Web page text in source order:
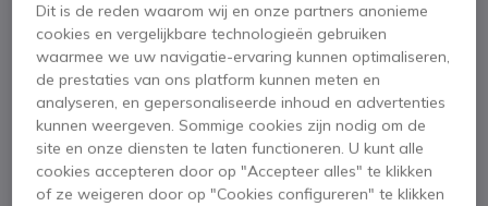
Thunderbook
Colossus W101
SKU THUNW101 // Referentie fabrikant: C1021P09A08A4S07AU
10,1” robuuste tablet met Windows 11 Pro-
besturingssysteem, ontworpen om extreme
omstandigheden te weerstaan.
Ga naar het begin van de afbeeldingen-gallerij
Dit is de reden waarom wij en onze partners anonieme
cookies en vergelijkbare technologieën gebruiken
waarmee we uw navigatie-ervaring kunnen optimaliseren,
de prestaties van ons platform kunnen meten en
analyseren, en gepersonaliseerde inhoud en advertenties
kunnen weergeven. Sommige cookies zijn nodig om de
site en onze diensten te laten functioneren. U kunt alle
cookies accepteren door op "Accepteer alles" te klikken
of ze weigeren door op "Cookies configureren" te klikken